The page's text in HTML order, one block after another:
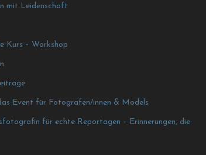
mit Leidenschaft
Kurs – Workshop
Event für Fotografen/innen & Models
für echte Reportagen – Erinnerungen, die